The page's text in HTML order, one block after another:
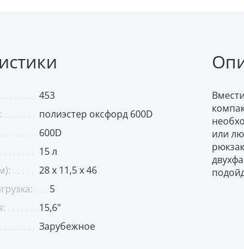
или
453
полиэстер оксфорд 600D
600D
15 л
28 х 11,5 х 46
5
15,6"
Зарубежное